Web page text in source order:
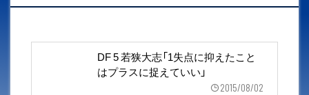
DF 5 若狭大志「1失点に抑えたこと
はプラスに捉えていい」
2015/08/02